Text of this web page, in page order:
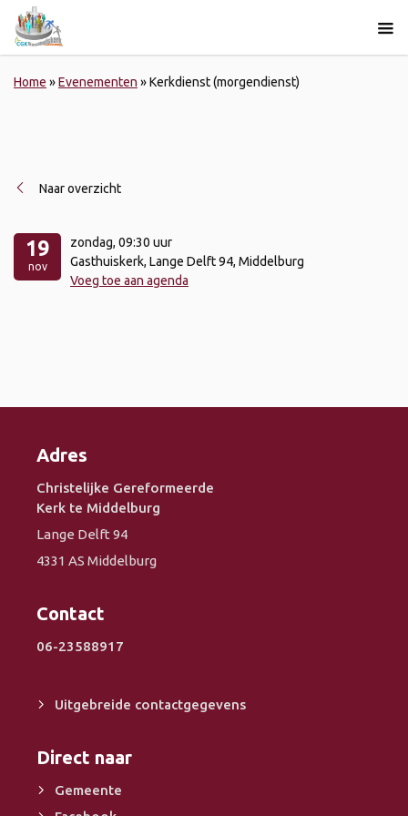
Home »Evenementen »Kerkdienst (morgendienst)
Naar overzicht
19
nov
zondag, 09:30 uur
Gasthuiskerk, Lange Delft 94, Middelburg
Voeg toe aan agenda
Adres
Christelijke Gereformeerde
Kerk te Middelburg
Lange Delft 94
4331 AS Middelburg
Contact
06-23588917
Uitgebreide contactgegevens
Direct naar
Gemeente